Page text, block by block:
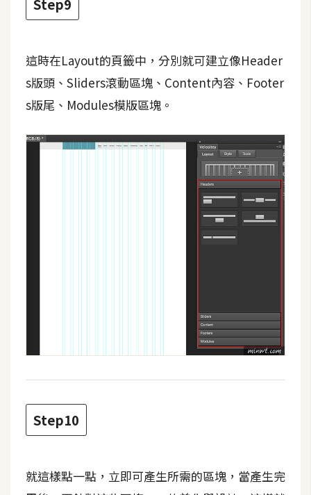
示
免
版
型
發
門
文
Step9
這時在Layout的頁籤中，分別就可建立像Header
s版頭、Sliders滾動區塊、Content內容、Footer
s版尾、Modules模版區塊。
Step10
就這樣點一點，立即可產生所需的區塊，當產生完